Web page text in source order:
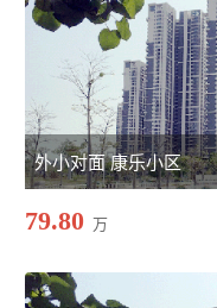
外小对面 康乐小区
79.80 万